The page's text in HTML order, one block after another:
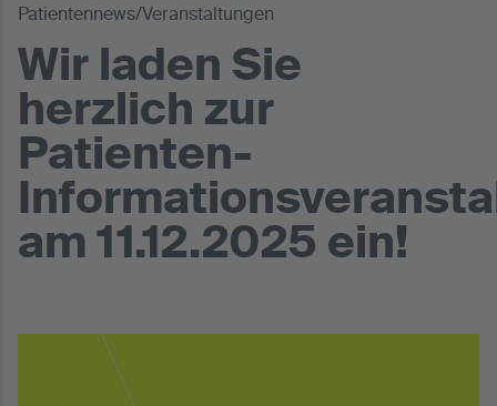
Patientennews/Veranstaltungen
Wir laden Sie
herzlich zur
Patienten-
am 11.12.2025 ein!